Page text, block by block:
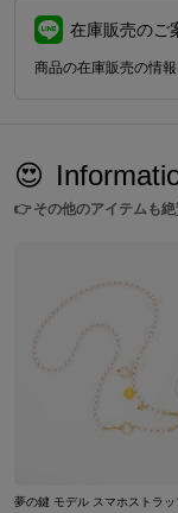
在庫販売のご
商品の在庫販売の情
😍
👉その他のアイテムも絶
夢の鍵 モデル スマホストラ